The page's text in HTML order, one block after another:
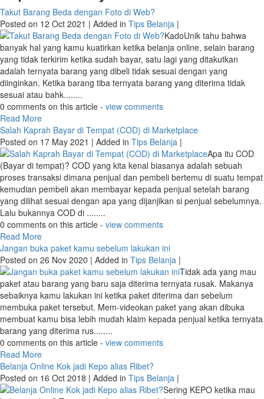
Halaman Utama»Tips Belanja
Tips Belanja
Takut Barang Beda dengan Foto di Web?
Posted on 12 Oct 2021 | Added inTips Belanja |
banyak hal yang kamu kuatirkan ketika belanja online, selain barang
yang tidak terkirim ketika sudah bayar, satu lagi yang ditakutkan
adalah ternyata barang yang dibeli tidak sesuai dengan yang
diinginkan. Ketika barang tiba ternyata barang yang diterima tidak
sesuai atau bahk........
0 comments on this article -view comments
Read More
Salah Kaprah Bayar di Tempat (COD) di Marketplace
Posted on 17 May 2021 | Added inTips Belanja|
(Bayar di tempat)? COD yang kita kenal biasanya adalah sebuah
proses transaksi dimana penjual dan pembeli bertemu di suatu tempat
kemudian pembeli akan membayar kepada penjual setelah barang
yang dilihat sesuai dengan apa yang dijanjikan si penjual sebelumnya.
Lalu bukannya COD di ........
0 comments on this article -view comments
Read More
Jangan buka paket kamu sebelum lakukan ini
Posted on 26 Nov 2020 | Added inTips Belanja |
paket atau barang yang baru saja diterima ternyata rusak. Makanya
sebaiknya kamu lakukan ini ketika paket diterima dan sebelum
membuka paket tersebut. Mem-videokan paket yang akan dibuka
membuat kamu bisa lebih mudah klaim kepada penjual ketika ternyata
barang yang diterima rus........